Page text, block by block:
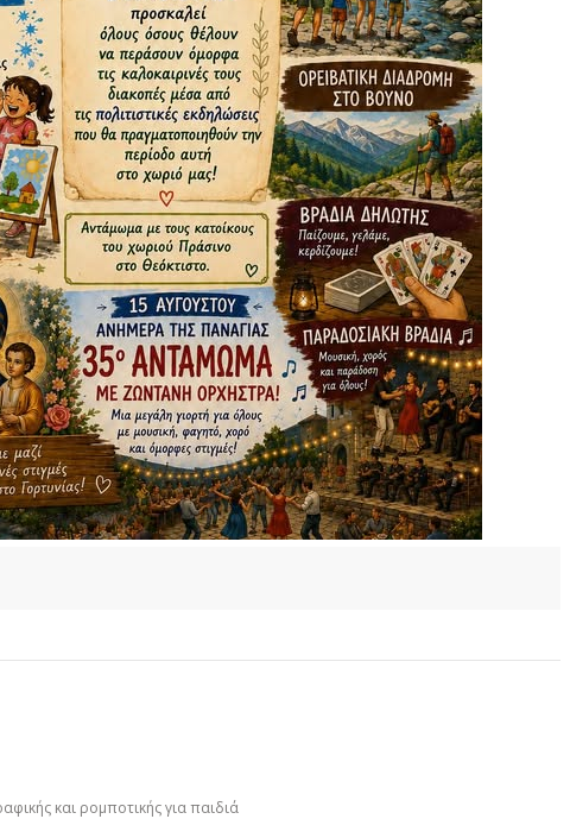
και ρομποτικής για παιδιά